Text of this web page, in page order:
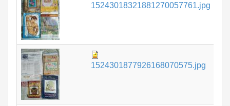
15243018321881270057761.jpg
1524301877926168070575.jpg